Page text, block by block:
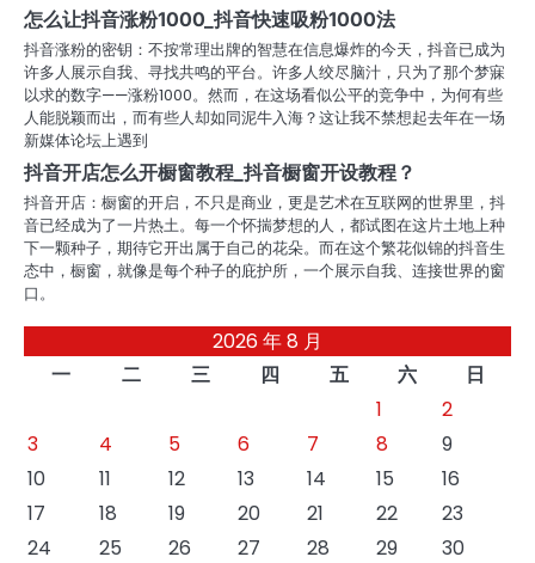
怎么让抖音涨粉1000_抖音快速吸粉1000法
抖音涨粉的密钥：不按常理出牌的智慧在信息爆炸的今天，抖音已成为
许多人展示自我、寻找共鸣的平台。许多人绞尽脑汁，只为了那个梦寐
以求的数字——涨粉1000。然而，在这场看似公平的竞争中，为何有些
人能脱颖而出，而有些人却如同泥牛入海？这让我不禁想起去年在一场
新媒体论坛上遇到
抖音开店怎么开橱窗教程_抖音橱窗开设教程？
抖音开店：橱窗的开启，不只是商业，更是艺术在互联网的世界里，抖
音已经成为了一片热土。每一个怀揣梦想的人，都试图在这片土地上种
下一颗种子，期待它开出属于自己的花朵。而在这个繁花似锦的抖音生
态中，橱窗，就像是每个种子的庇护所，一个展示自我、连接世界的窗
口。
2026 年 8 月
一
二 三 四 五 六
日
1
2
3
4 5 6 7 8
9
10
11 12 13 14 15
16
17
18 19 20 21 22
23
24
25 26 27 28 29
30